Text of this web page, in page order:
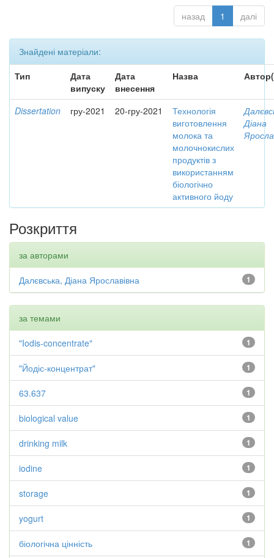
назад 1 далі
Знайдені матеріали:
Тип
Дата
випуску
Дата
внесення
Назва
Dissertation гру-2021 20-гру-2021
Технологія
виготовлення
молока та
молочнокислих
продуктів з
використанням
біологічно
активного йоду
Діана
Розкриття
за авторами
1
Далєвська, Діана Ярославівна
за темами
1
"Iodis-concentrate"
1
"Йодіс-концентрат"
1
63.637
1
biological value
1
drinking milk
1
iodine
1
storage
1
yogurt
1
біологічна цінність